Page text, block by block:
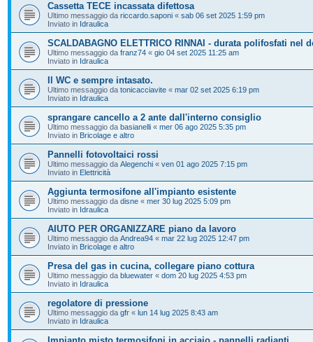
Cassetta TECE incassata difettosa
Ultimo messaggio da riccardo.saponi « sab 06 set 2025 1:59 pm
Inviato in Idraulica
SCALDABAGNO ELETTRICO RINNAI - durata polifosfati nel
Ultimo messaggio da franz74 « gio 04 set 2025 11:25 am
Inviato in Idraulica
Il WC e sempre intasato.
Ultimo messaggio da tonicacciavite « mar 02 set 2025 6:19 pm
Inviato in Idraulica
sprangare cancello a 2 ante dall'interno consiglio
Ultimo messaggio da basianelli « mer 06 ago 2025 5:35 pm
Inviato in Bricolage e altro
Pannelli fotovoltaici rossi
Ultimo messaggio da Alegenchi « ven 01 ago 2025 7:15 pm
Inviato in Elettricità
Aggiunta termosifone all'impianto esistente
Ultimo messaggio da disne « mer 30 lug 2025 5:09 pm
Inviato in Idraulica
AIUTO PER ORGANIZZARE piano da lavoro
Ultimo messaggio da Andrea94 « mar 22 lug 2025 12:47 pm
Inviato in Bricolage e altro
Presa del gas in cucina, collegare piano cottura
Ultimo messaggio da bluewater « dom 20 lug 2025 4:53 pm
Inviato in Idraulica
regolatore di pressione
Ultimo messaggio da gfr « lun 14 lug 2025 8:43 am
Inviato in Idraulica